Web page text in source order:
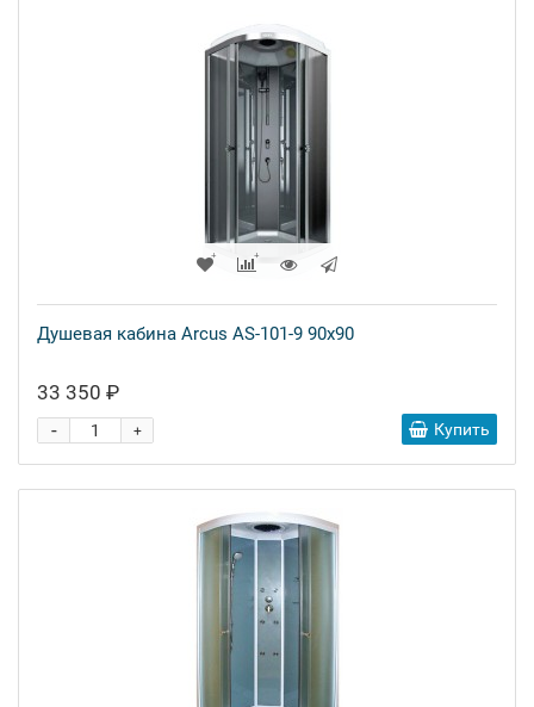
Душевая кабина Arcus AS-101-9 90x90
33 350 ₽
+
- Купить